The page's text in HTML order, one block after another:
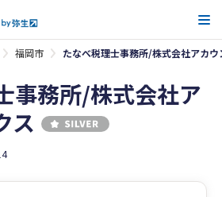
福岡市 たなべ税理士事務所/株式会社アカウ
事務所/株式会社ア
ス